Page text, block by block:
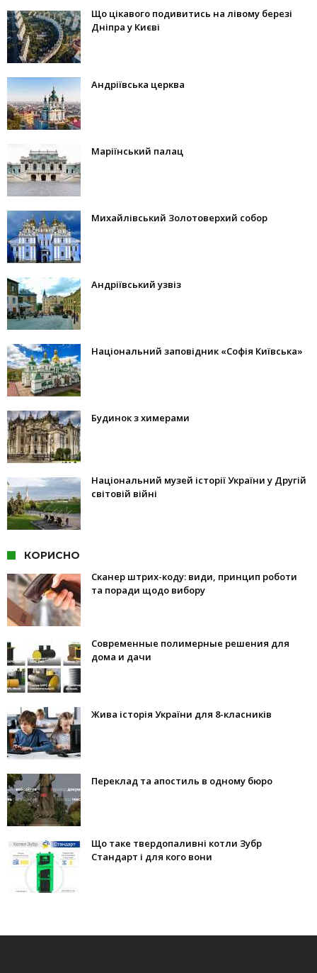
Що цікавого подивитись на лівому березі
Дніпра у Києві
Андріївська церква
Маріїнський палац
Михайлівський Золотоверхий собор
Андріївський узвіз
Національний заповідник «Софія Київська»
Будинок з химерами
Національний музей історії України у Другій
світовій війні
КОРИСНО
Сканер штрих-коду: види, принцип роботи
та поради щодо вибору
Современные полимерные решения для
дома и дачи
Жива історія України для 8-класників
Переклад та апостиль в одному бюро
Що таке твердопаливні котли Зубр
Стандарт і для кого вони